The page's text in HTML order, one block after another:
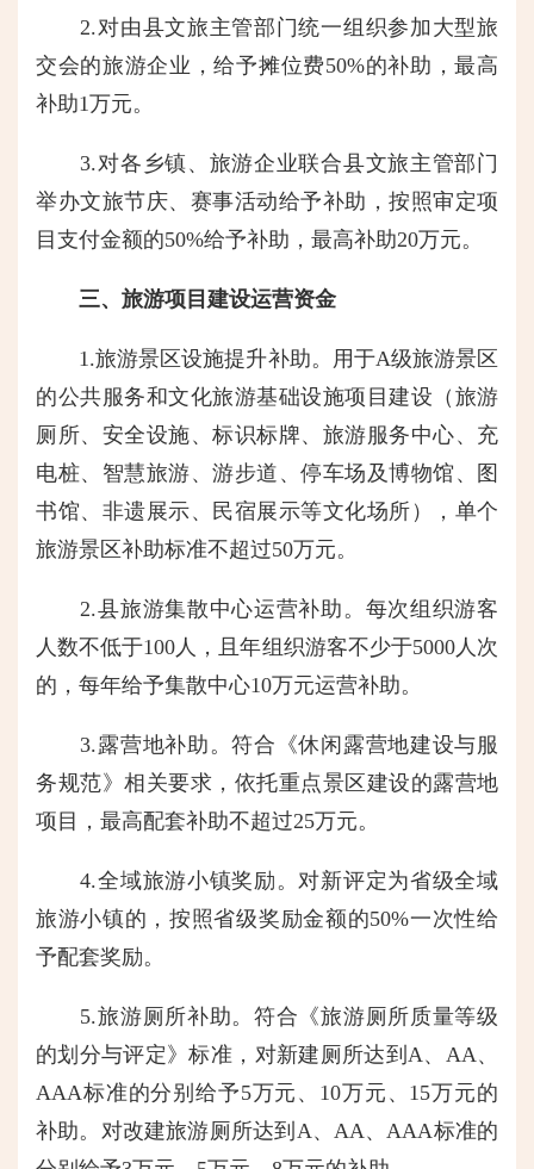
2.对由县文旅主管部门统一组织参加大型旅
交会的旅游企业，给予摊位费50%的补助，最高
补助1万元。
3.对各乡镇、旅游企业联合县文旅主管部门
举办文旅节庆、赛事活动给予补助，按照审定项
目支付金额的50%给予补助，最高补助20万元。
三、旅游项目建设运营资金
1.旅游景区设施提升补助。用于A级旅游景区
的公共服务和文化旅游基础设施项目建设（旅游
厕所、安全设施、标识标牌、旅游服务中心、充
电桩、智慧旅游、游步道、停车场及博物馆、图
书馆、非遗展示、民宿展示等文化场所），单个
旅游景区补助标准不超过50万元。
2.县旅游集散中心运营补助。每次组织游客
人数不低于100人，且年组织游客不少于5000人次
的，每年给予集散中心10万元运营补助。
3.露营地补助。符合《休闲露营地建设与服
务规范》相关要求，依托重点景区建设的露营地
项目，最高配套补助不超过25万元。
4.全域旅游小镇奖励。对新评定为省级全域
旅游小镇的，按照省级奖励金额的50%一次性给
予配套奖励。
5.旅游厕所补助。符合《旅游厕所质量等级
的划分与评定》标准，对新建厕所达到A、AA、
AAA标准的分别给予5万元、10万元、15万元的
补助。对改建旅游厕所达到A、AA、AAA标准的